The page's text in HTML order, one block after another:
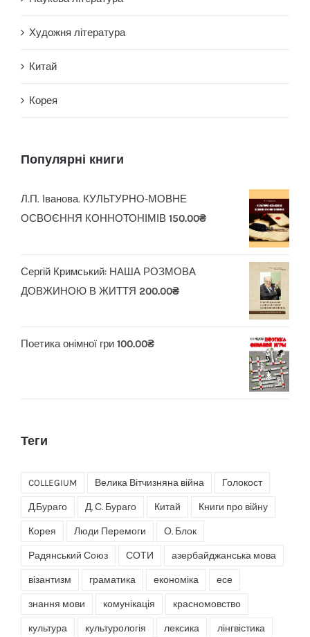
Художня література
Китай
Корея
Популярні книги
Л.П. Іванова. КУЛЬТУРНО-МОВНЕ
ОСВОЄННЯ КОННОТОНІМІВ 150.00₴
Сергій Кримський: НАША РОЗМОВА
ДОВЖИНОЮ В ЖИТТЯ 200.00₴
Поетика онімної гри 100.00₴
Теги
COLLEGIUM Велика Вітчизняна війна Голокост
Д.Бураго Д. С. Бураго Китай Книги про війну
Корея Люди Перемоги О. Блок
Радянський Союз СОТИ азербайджанська мова
візантизм граматика економіка есе
знання мови комунікація красномовство
культура культурологія лексика лінгвістика